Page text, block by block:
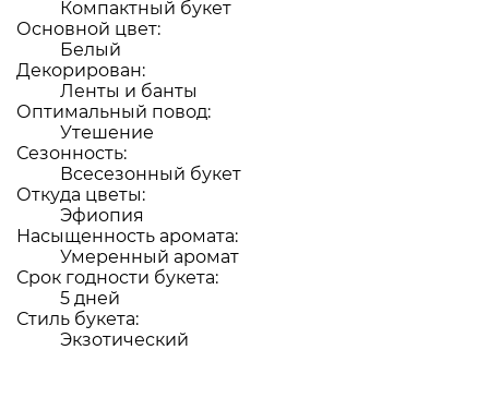
Компактный букет
Основной цвет:
Белый
Декорирован:
Ленты и банты
Оптимальный повод:
Утешение
Сезонность:
Всесезонный букет
Откуда цветы:
Эфиопия
Насыщенность аромата:
Умеренный аромат
Срок годности букета:
5 дней
Стиль букета:
Экзотический